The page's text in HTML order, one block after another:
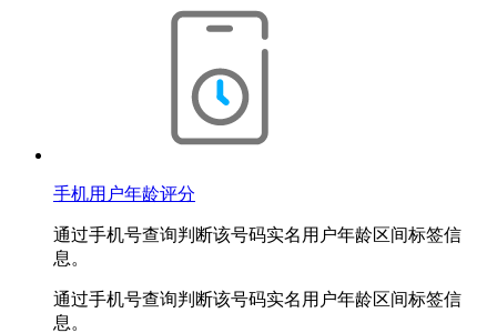
手机用户年龄评分
通过手机号查询判断该号码实名用户年龄区间标签信
息。
通过手机号查询判断该号码实名用户年龄区间标签信
息。